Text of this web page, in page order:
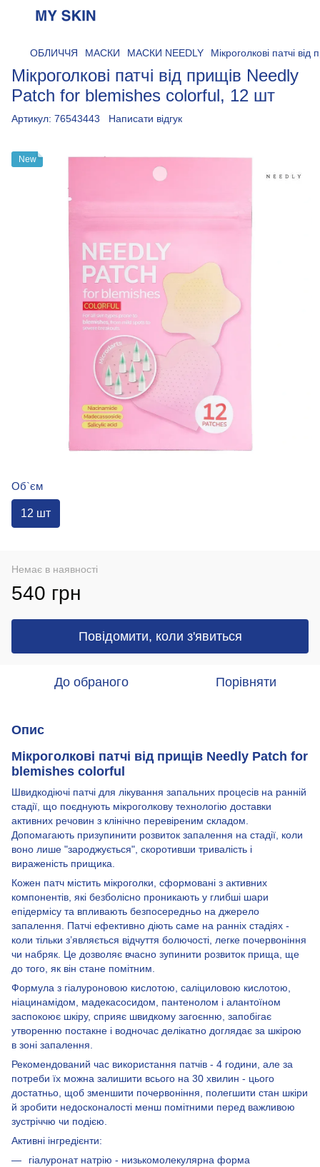
ОБЛИЧЧЯ МАСКИ МАСКИ NEEDLY Мікроголкові патчі
Мікроголкові патчі від прищів Needly
Patch for blemishes colorful, 12 шт
Артикул: 76543443 Написати відгук
New
Об`єм
12 шт
Немає в наявності
540 грн
Повідомити, коли з'явиться
До обраного Порівняти
Опис
Мікроголкові патчі від прищів Needly Patch for
blemishes colorful
Швидкодіючі патчі для лікування запальних процесів на ранній
стадії, що поєднують мікроголкову технологію доставки
активних речовин з клінічно перевіреним складом.
Допомагають призупинити розвиток запалення на стадії, коли
воно лише "зароджується", скоротивши тривалість і
вираженість прищика.
Кожен патч містить мікроголки, сформовані з активних
компонентів, які безболісно проникають у глибші шари
епідермісу та впливають безпосередньо на джерело
запалення. Патчі ефективно діють саме на ранніх стадіях -
коли тільки з’являється відчуття болючості, легке почервоніння
чи набряк. Це дозволяє вчасно зупинити розвиток прища, ще
до того, як він стане помітним.
Формула з гіалуроновою кислотою, саліциловою кислотою,
ніацинамідом, мадекасосидом, пантенолом і алантоїном
заспокоює шкіру, сприяє швидкому загоєнню, запобігає
утворенню постакне і водночас делікатно доглядає за шкірою
в зоні запалення.
Рекомендований час використання патчів - 4 години, але за
потреби їх можна залишити всього на 30 хвилин - цього
достатньо, щоб зменшити почервоніння, полегшити стан шкіри
й зробити недосконалості менш помітними перед важливою
зустріччю чи подією.
Активні інгредієнти:
гіалуронат натрію - низькомолекулярна форма